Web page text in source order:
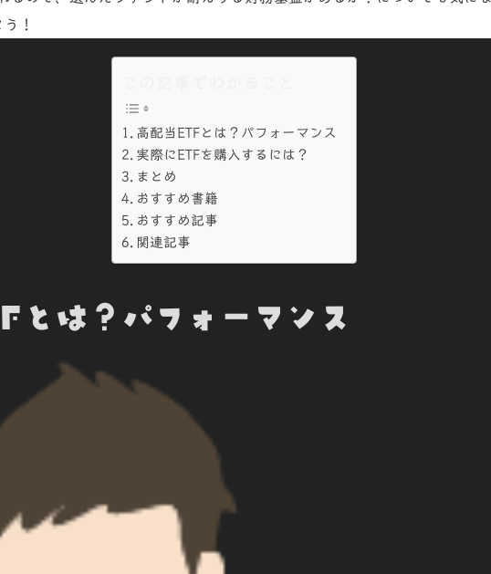
！
高配当ETFとは？パフォーマンス
実際にETFを購入するには？
まとめ
おすすめ書籍
おすすめ記事
関連記事
とは？パフォーマンス